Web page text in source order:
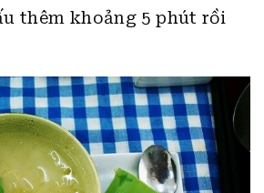
thêm khoảng 5 phút rồi